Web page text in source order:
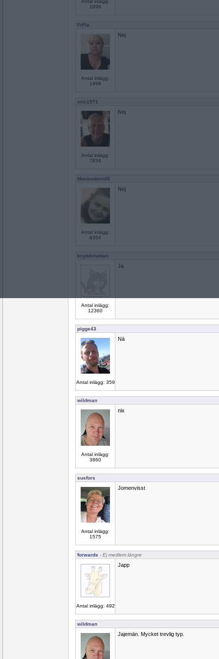
Antal inlägg:
1898
FrFia
Antal inlägg:
1998
Nej
eric1971
Antal inlägg:
7834
Nej
Mormodern49
Antal inlägg:
8354
Nej
kryddeluntan
Antal inlägg:
12360
Ja
pigge43
Antal inlägg: 359
Nä
wildman
Antal inlägg:
3860
nix
susfors
Antal inlägg:
1575
Jomenvisst
forwards - Ej medlem längre
Antal inlägg: 492
Japp
wildman
Jajemän. Mycket trevlig typ.